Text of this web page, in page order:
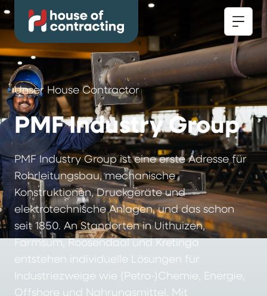
Unser House Contractor
PMF Industry Group
PMF Industry Group ist eine erste Adresse für
Rohrleitungsbau, mechanische
Konstruktionen, Druckgeräte und
elektrotechnische Anlagen, und das schon
seit 1850. An Standorten in Uithuizen,
Farmsum, Roosendaal und Kretinga
entstehen individuelle Lösungen für
Industriezweige wie (Petro-)Chemie, Energie,
Offshore und Nahrungsmittel. Mit